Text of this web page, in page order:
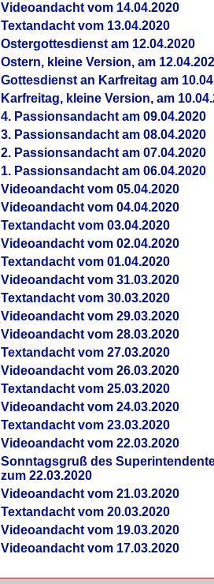
Videoandacht vom 14.04.2020
Textandacht vom 13.04.2020
Ostergottesdienst am 12.04.2020
Ostern, kleine Version, am
Gottesdienst an Karfreitag am
Karfreitag, kleine Version, am
4. Passionsandacht am 09.04.2020
3. Passionsandacht am 08.04.2020
2. Passionsandacht am 07.04.2020
1. Passionsandacht am 06.04.2020
Videoandacht vom 05.04.2020
Videoandacht vom 04.04.2020
Textandacht vom 03.04.2020
Videoandacht vom 02.04.2020
Textandacht vom 01.04.2020
Videoandacht vom 31.03.2020
Textandacht vom 30.03.2020
Videoandacht vom 29.03.2020
Videoandacht vom 28.03.2020
Textandacht vom 27.03.2020
Videoandacht vom 26.03.2020
Textandacht vom 25.03.2020
Videoandacht vom 24.03.2020
Textandacht vom 23.03.2020
Videoandacht vom 22.03.2020
Sonntagsgruß des
zum 22.03.2020
Videoandacht vom 21.03.2020
Textandacht vom 20.03.2020
Videoandacht vom 19.03.2020
Videoandacht vom 17.03.2020